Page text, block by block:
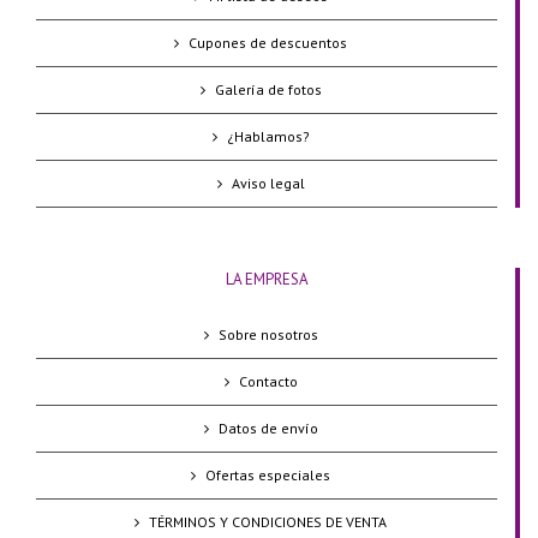
Cupones de descuentos
Galería de fotos
¿Hablamos?
Aviso legal
LA EMPRESA
Sobre nosotros
Contacto
Datos de envío
Ofertas especiales
TÉRMINOS Y CONDICIONES DE VENTA